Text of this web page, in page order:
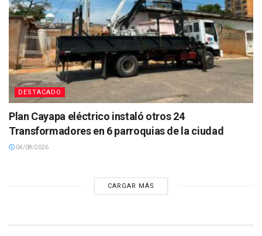
DESTACADO
Plan Cayapa eléctrico instaló otros 24
Transformadores en 6 parroquias de la ciudad
04/08/2026
CARGAR MÁS